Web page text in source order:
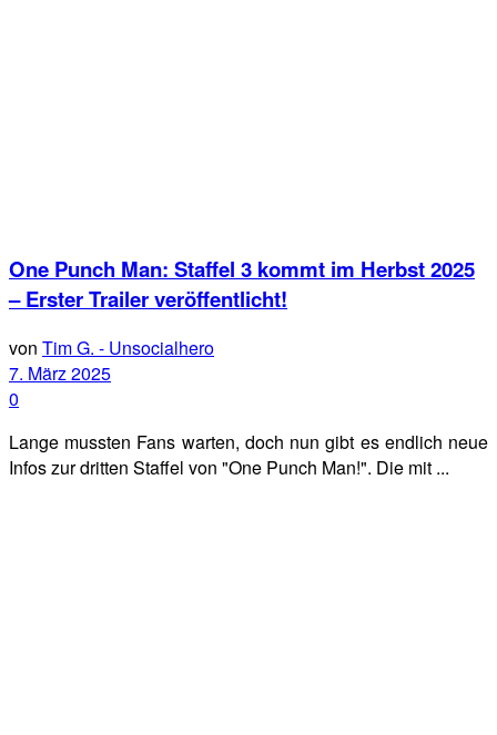
One Punch Man: Staffel 3 kommt im Herbst 2025
– Erster Trailer veröffentlicht!
von Tim G. - Unsocialhero
7. März 2025
0
Lange mussten Fans warten, doch nun gibt es endlich neue
Infos zur dritten Staffel von "One Punch Man!". Die mit ...